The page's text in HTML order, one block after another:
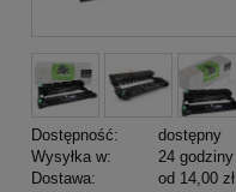
Dostępność:
dostępny
Wysyłka w:
24 godziny
Dostawa:
od 14,00 zł